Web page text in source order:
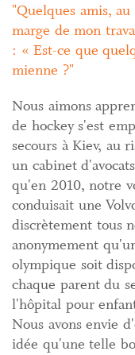
Quelques amis,
marge de mon
: « Est-ce que
mienne ?
Nous aimons
de hockey s'est
secours à Kiev, au
un cabinet
qu'en 2010, notre
conduisait une
discrètement tous
anonymement
olympique soit
chaque parent du
l'hôpital pour
Nous avons envie
idée qu'une telle